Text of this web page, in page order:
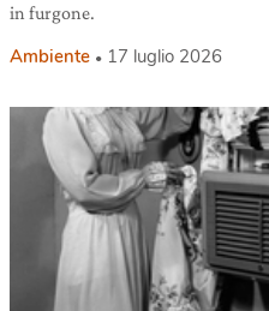
in furgone.
Ambiente 17 luglio 2026